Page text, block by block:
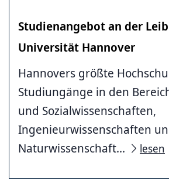
Studienangebot an der
Universität Hannover
Hannovers größte
Studiungänge in den
und Sozialwissenschaften,
Ingenieurwissenschaften
Naturwissenschaft...
lesen